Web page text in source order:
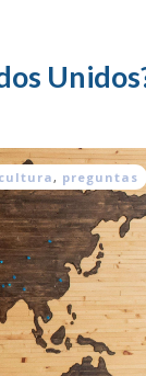
cultura, preguntas